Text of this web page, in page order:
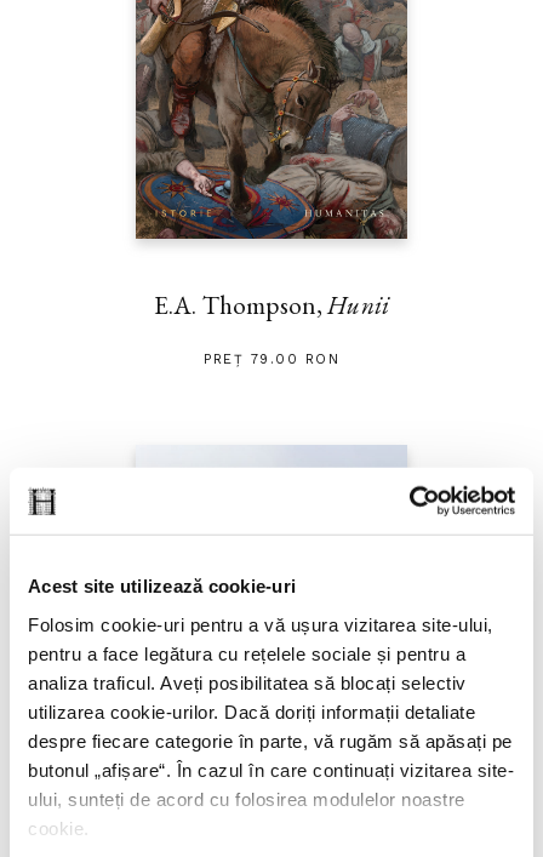
Acest site utilizează cookie-uri
Folosim cookie-uri pentru a vă ușura vizitarea site-ului,
pentru a face legătura cu rețelele sociale și pentru a
analiza traficul. Aveți posibilitatea să blocați selectiv
utilizarea cookie-urilor. Dacă doriți informații detaliate
despre fiecare categorie în parte, vă rugăm să apăsați pe
butonul „ afișare“. În cazul în care continuați vizitarea site-
ului, sunteți de acord cu folosirea modulelor noastre
cookie.
E.A. Thompson,Hunii
PREȚ 79.00 RON